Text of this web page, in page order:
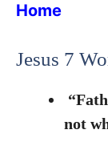
Home
Jesus 7
not